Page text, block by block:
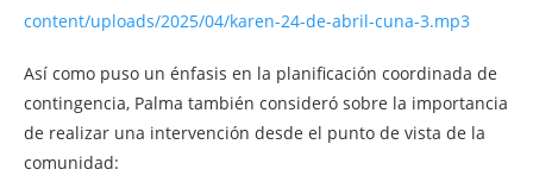
content/uploads/2025/04/karen-24-de-abril-cuna-3.mp3
Así como puso un énfasis en la planificación coordinada de
contingencia, Palma también consideró sobre la importancia
de realizar una intervención desde el punto de vista de la
comunidad: